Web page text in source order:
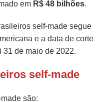
em R$ 48 bilhões.
self-made segue
e a data de corte
de maio de 2022.
self-made
são: